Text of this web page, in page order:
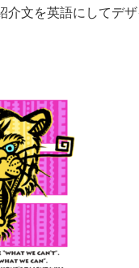
介文を英語にしてデ